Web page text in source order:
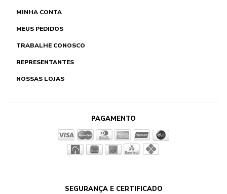
MINHA CONTA
MEUS PEDIDOS
TRABALHE CONOSCO
REPRESENTANTES
NOSSAS LOJAS
PAGAMENTO
SEGURANÇA E CERTIFICADO